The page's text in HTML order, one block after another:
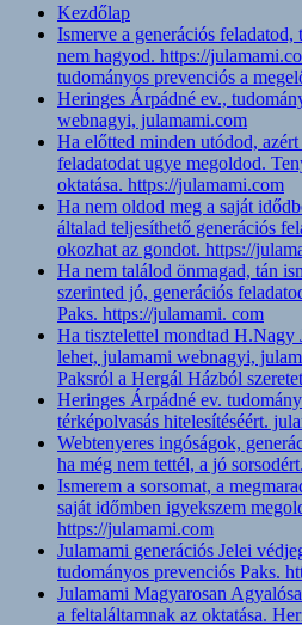
Kezdőlap
Ismerve a generációs
nem hagyod. https://
tudományos prevenciós a
Heringes Árpádné ev.,
webnagyi, julamami.com
Ha előtted minden utódod, azért
feladatodat ugye megoldod.
oktatása. https://julamami.com
Ha nem oldod meg a saját
általad teljesíthető generációs
okozhat az gondot. https://
Ha nem találod önmagad, tán
szerinted jó, generációs
Paks. https://julamami. com
Ha tisztelettel mondtad H.Nagy
lehet, julamami webnagyi,
Paksról a Hergál Házból
Heringes Árpádné ev.
térképolvasás hitelesítéséért.
Webtenyeres ingóságok,
ha még nem tettél, a jó
Ismerem a sorsomat, a
saját időmben igyekszem
https://julamami.com
Julamami generációs Jelei
tudományos prevenciós Paks.
Julamami Magyarosan
a feltaláltamnak az oktatása.